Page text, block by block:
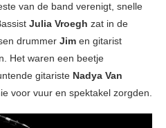
van de band verenigt, snelle
Julia Vroegh zat in de
drummer Jim en gitarist
Het waren een beetje
gitariste Nadya Van
voor vuur en spektakel zorgden.